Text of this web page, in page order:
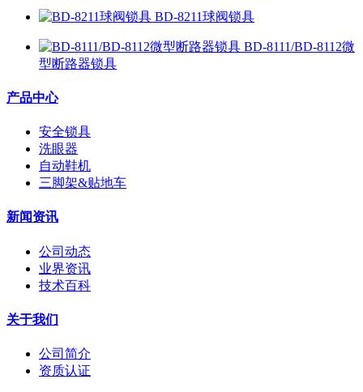
BD-8211球阀锁具
BD-8111/BD-8112微
型断路器锁具
产品中心
安全锁具
洗眼器
自动鞋机
三脚架&贴地车
新闻资讯
公司动态
业界资讯
技术百科
关于我们
公司简介
资质认证